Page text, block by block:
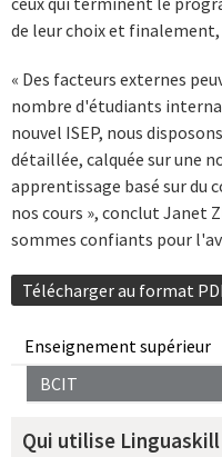
Enseignement supérieur
BCIT
Qui utilise Linguaskill
de leur choix et
« Des facteurs externes
nombre d'étudiants
nouvel ISEP, nous
détaillée, calquée sur une
apprentissage basé sur du
nos cours », conclut Janet
sommes confiants pour
Télécharger au format